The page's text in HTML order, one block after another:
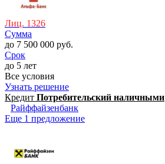
Лиц. 1326
Сумма
до 7 500 000 руб.
Срок
до 5 лет
Все условия
Узнать решение
Кредит Потребительский наличными
Райффайзенбанк
Еще 1 предложение